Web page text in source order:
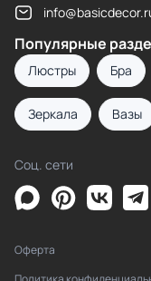
Популярные
Люстры Бра
Зеркала Вазы
Соц. сети
Оферта